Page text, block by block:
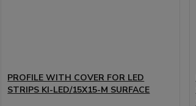
PROFILE WITH COVER FOR LED
STRIPS KI-LED/15X15-M SURFACE